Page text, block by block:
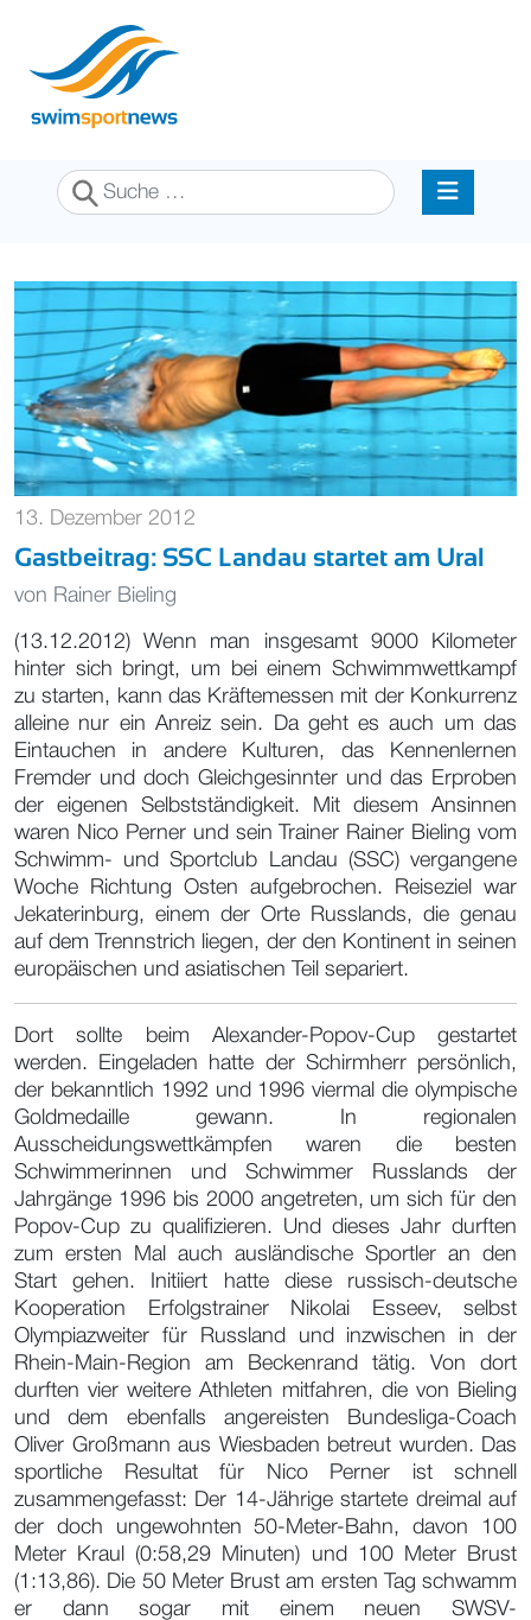
Suchen
13. Dezember 2012
Gastbeitrag: SSC Landau startet am Ural
von Rainer Bieling
(13.12.2012) Wenn man insgesamt 9000 Kilometer
hinter sich bringt, um bei einem Schwimmwettkampf
zu starten, kann das Kräftemessen mit der Konkurrenz
alleine nur ein Anreiz sein. Da geht es auch um das
Eintauchen in andere Kulturen, das Kennenlernen
Fremder und doch Gleichgesinnter und das Erproben
der eigenen Selbstständigkeit. Mit diesem Ansinnen
waren Nico Perner und sein Trainer Rainer Bieling vom
Schwimm- und Sportclub Landau (SSC) vergangene
Woche Richtung Osten aufgebrochen. Reiseziel war
Jekaterinburg, einem der Orte Russlands, die genau
auf dem Trennstrich liegen, der den Kontinent in seinen
europäischen und asiatischen Teil separiert.
Dort sollte beim Alexander-Popov-Cup gestartet
werden. Eingeladen hatte der Schirmherr persönlich,
der bekanntlich 1992 und 1996 viermal die olympische
Goldmedaille gewann. In regionalen
Ausscheidungswettkämpfen waren die besten
Schwimmerinnen und Schwimmer Russlands der
Jahrgänge 1996 bis 2000 angetreten, um sich für den
Popov-Cup zu qualifizieren. Und dieses Jahr durften
zum ersten Mal auch ausländische Sportler an den
Start gehen. Initiiert hatte diese russisch-deutsche
Kooperation Erfolgstrainer Nikolai Esseev, selbst
Olympiazweiter für Russland und inzwischen in der
Rhein-Main-Region am Beckenrand tätig. Von dort
durften vier weitere Athleten mitfahren, die von Bieling
und dem ebenfalls angereisten Bundesliga-Coach
Oliver Großmann aus Wiesbaden betreut wurden. Das
sportliche Resultat für Nico Perner ist schnell
zusammengefasst: Der 14-Jährige startete dreimal auf
der doch ungewohnten 50-Meter-Bahn, davon 100
Meter Kraul (0:58,29 Minuten) und 100 Meter Brust
(1:13,86). Die 50 Meter Brust am ersten Tag schwamm
er dann sogar mit einem neuen SWSV-